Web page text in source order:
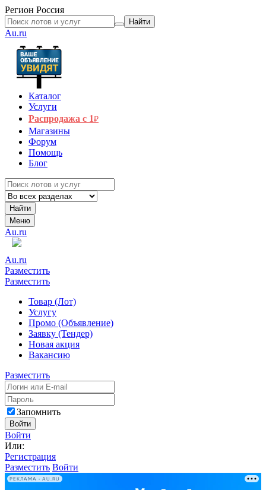
Регион Россия
Найти
Au.ru
Каталог
Услуги
Распродажа с 1₽
Магазины
Форум
Помощь
Блог
Найти
Меню
Au.ru
Au.ru
Разместить
Разместить
Товар (Лот)
Услугу
Промо (Объявление)
Заявку (Тендер)
Новая акция
Вакансию
Разместить
Запомнить
Войти
Войти
Или:
Регистрация
Разместить Войти
РЕКЛАМА • AU.RU